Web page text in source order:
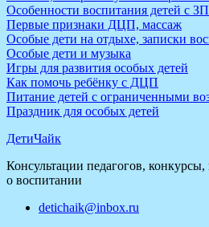
Особенности воспитания детей с
Первые признаки ДЦП, массаж
Особые дети на отдыхе, записки
Особые дети и музыка
Игры для развития особых детей
Как помочь ребёнку с ДЦП
Питание детей с ограниченными
Праздник для особых детей
ДетиЧайк
Консультации педагогов,
о воспитании
detichaik@inbox.ru